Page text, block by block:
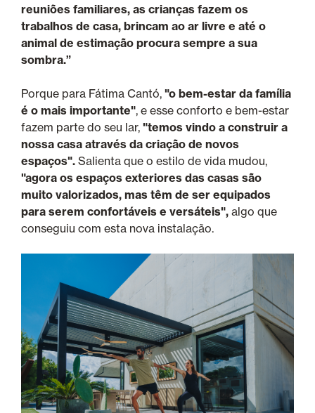
reuniões familiares, as crianças fazem os
trabalhos de casa, brincam ao ar livre e até o
animal de estimação procura sempre a sua
sombra.”
Porque para Fátima Cantó, "o bem-estar da família
é o mais importante", e esse conforto e bem-estar
fazem parte do seu lar, "temos vindo a construir a
nossa casa através da criação de novos
espaços". Salienta que o estilo de vida mudou,
"agora os espaços exteriores das casas são
muito valorizados, mas têm de ser equipados
para serem confortáveis e versáteis", algo que
conseguiu com esta nova instalação.